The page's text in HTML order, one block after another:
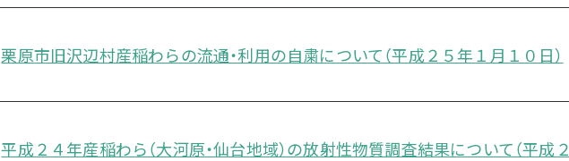
栗原市旧沢辺村産稲わらの流通・利用の自粛について（平成２５年１月１０日）
平成２４年産稲わら（大河原・仙台地域）の放射性物質調査結果について（平成２